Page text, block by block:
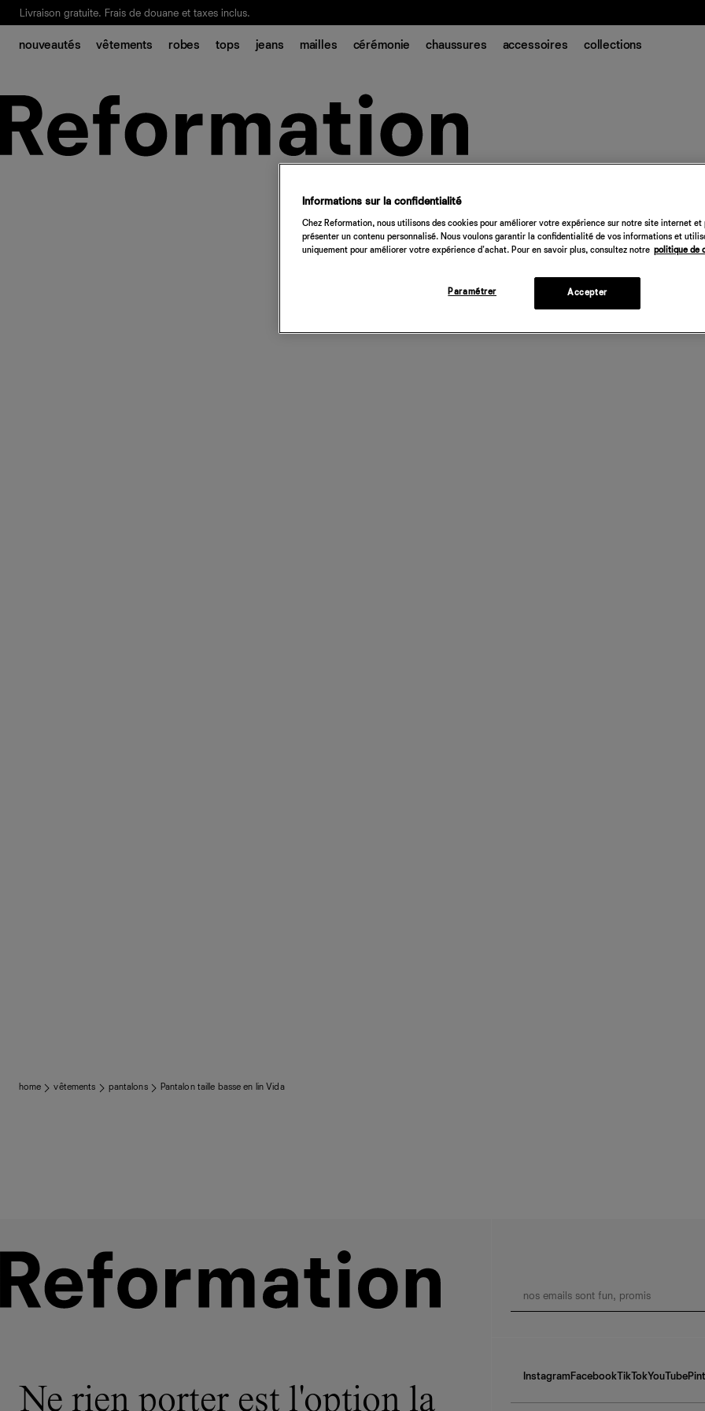
Ça, c'est des sexy maths Nouveautés pour faire son entrée à Wall Street.
Livraison gratuite. Frais de douane et taxes inclus.
nouveautés vêtements robes tops jeans mailles cérémonie chaussures accessoires collections
home vêtements pantalons Pantalon taille basse en lin Vida
Ne rien porter est l'option la
Instagram FacebookTikTokYouTube
Informations sur la confidentialité
Chez Reformation, nous utilisons des cookies pour améliorer votre expérience sur notre site internet et
présenter un contenu personnalisé. Nous voulons garantir la confidentialité de vos informations et
uniquement pour améliorer votre expérience d'achat. Pour en savoir plus, consultez notre politique de
Paramétrer Accepter